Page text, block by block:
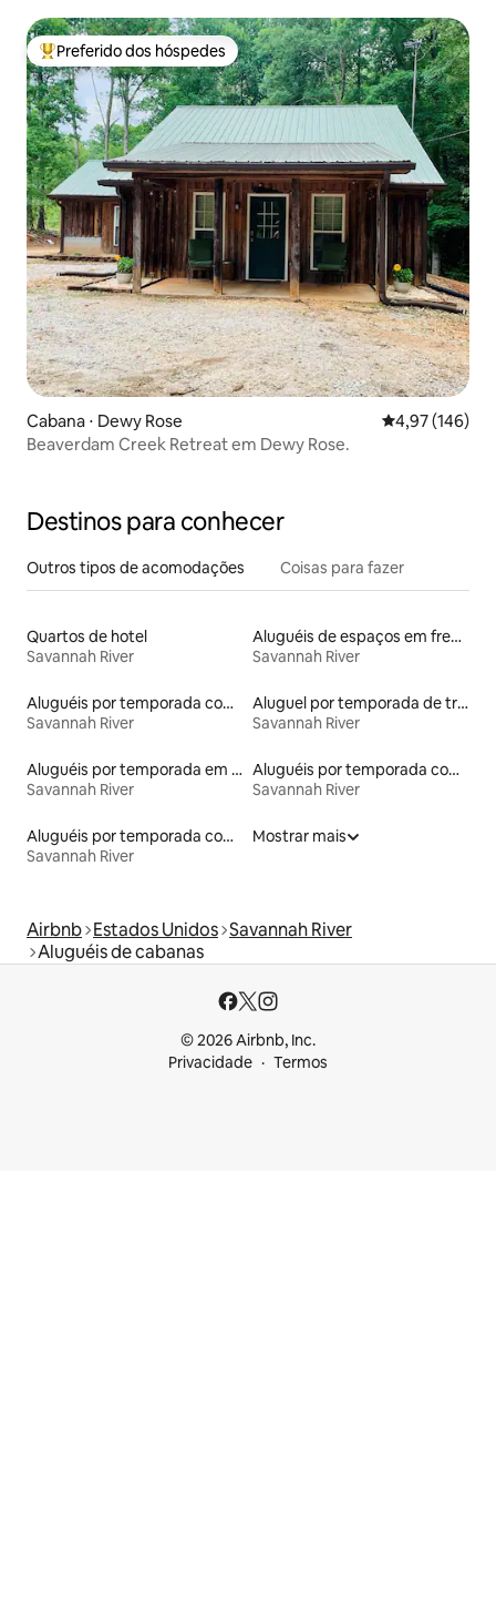
Entre os melhores preferidos dos hóspedes
Preferido dos hóspedes
Cabana ⋅ Dewy Rose 4,97 de uma
4,97 (146)
Beaverdam Creek Retreat em Dewy Rose.
Destinos para conhecer
Outros tipos de acomodações Coisas para fazer
Quartos de hotel
Savannah River
Aluguéis de espaços em frente à praia
Savannah River
Aluguéis por temporada com acesso ao lago
Savannah River
Aluguel por temporada de trailers
Savannah River
Aluguéis por temporada em hotéis-fazenda
Savannah River
Aluguéis por temporada com cama de altura acessível
Savannah River
Aluguéis por temporada com caiaque
Savannah River
Mostrar mais
Airbnb Estados Unidos Savannah River
Aluguéis de cabanas
© 2026 Airbnb, Inc.
Privacidade
Termos